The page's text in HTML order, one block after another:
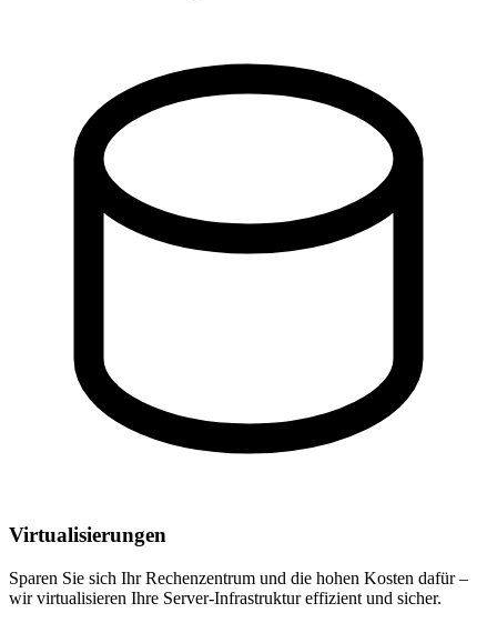
Virtualisierungen
Sparen Sie sich Ihr Rechenzentrum und die hohen Kosten dafür –
wir virtualisieren Ihre Server-Infrastruktur effizient und sicher.